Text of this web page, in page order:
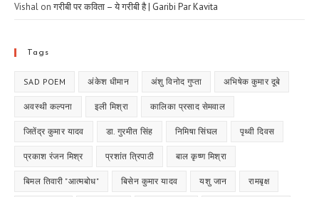
Vishal onगरीबी पर कविता – ये गरीबी है | Garibi Par Kavita
Tags
SAD POEM अंकेश धीमान अंशु विनोद गुप्ता अभिषेक कुमार दूबे
अवस्थी कल्पना इली मिश्रा कालिका प्रसाद सेमवाल
जितेंद्र कुमार यादव डा. गुरमीत सिंह निमिषा सिंघल पृथ्वी दिवस
प्रकाश रंजन मिश्र प्रशांत त्रिपाठी बाल कृष्ण मिश्रा
बिमल तिवारी "आत्मबोध" बिसेन कुमार यादव यशु जान रामबृक्ष